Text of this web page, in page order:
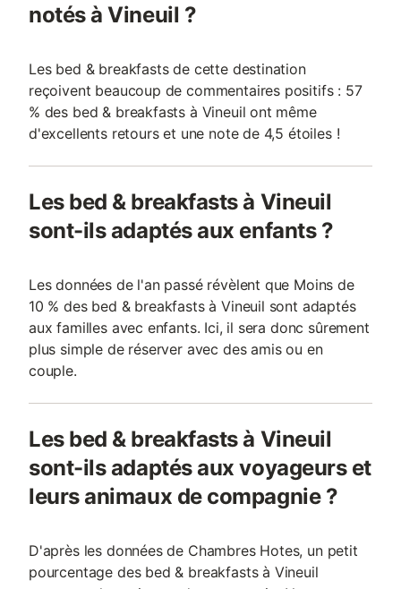
notés à Vineuil ?
Les bed & breakfasts de cette destination
reçoivent beaucoup de commentaires positifs : 57
% des bed & breakfasts à Vineuil ont même
d'excellents retours et une note de 4,5 étoiles !
Les bed & breakfasts à Vineuil
sont-ils adaptés aux enfants ?
Les données de l'an passé révèlent que Moins de
10 % des bed & breakfasts à Vineuil sont adaptés
aux familles avec enfants. Ici, il sera donc sûrement
plus simple de réserver avec des amis ou en
couple.
Les bed & breakfasts à Vineuil
sont-ils adaptés aux voyageurs et
leurs animaux de compagnie ?
D'après les données de Chambres Hotes, un petit
pourcentage des bed & breakfasts à Vineuil